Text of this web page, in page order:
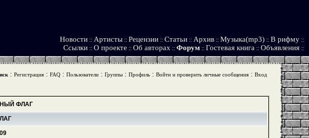
Новости :: Артисты :: Рецензии :: Статьи :: Архив :: Музыка(mp3) :: В рифму ::
Ссылки :: О проекте :: Об авторах :: Форум :: Гостевая книга :: Объявления ::
: Регистрация: FAQ: Пользователи: Группы: Профиль: Войти и проверить личные сообщения: Вход
ФЛАГ